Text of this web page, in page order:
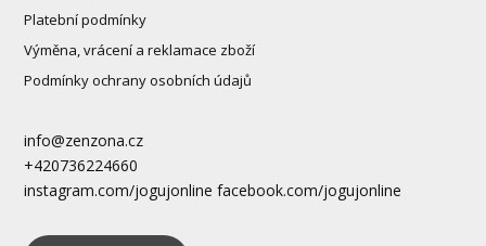
Platební podmínky
Výměna, vrácení a reklamace zboží
Podmínky ochrany osobních údajů
info@zenzona.cz
+420736224660
instagram.com/jogujonline facebook.com/jogujonline